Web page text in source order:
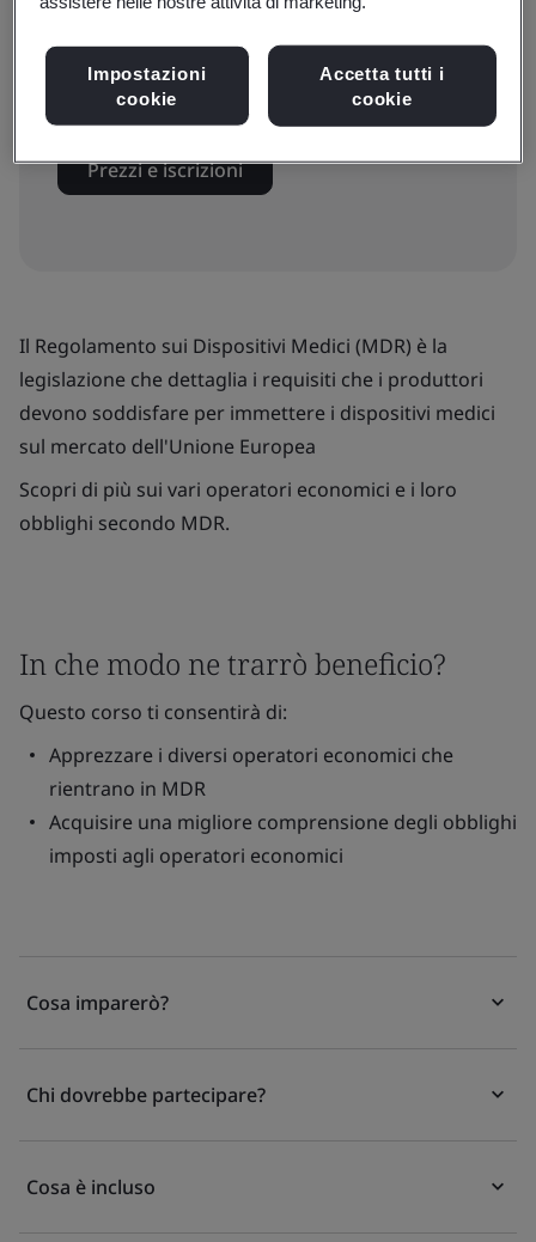
€60 + IVA
Prezzi e iscrizioni
Il Regolamento sui Dispositivi Medici (MDR) è la
legislazione che dettaglia i requisiti che i produttori
devono soddisfare per immettere i dispositivi medici
sul mercato dell'Unione Europea
Scopri di più sui vari operatori economici e i loro
obblighi secondo MDR.
In che modo ne trarrò beneficio?
Questo corso ti consentirà di:
Apprezzare i diversi operatori economici che
rientrano in MDR
Acquisire una migliore comprensione degli obblighi
imposti agli operatori economici
Cosa imparerò?
Chi dovrebbe partecipare?
Cosa è incluso
Impostazioni
cookie
Accetta tutti i
cookie